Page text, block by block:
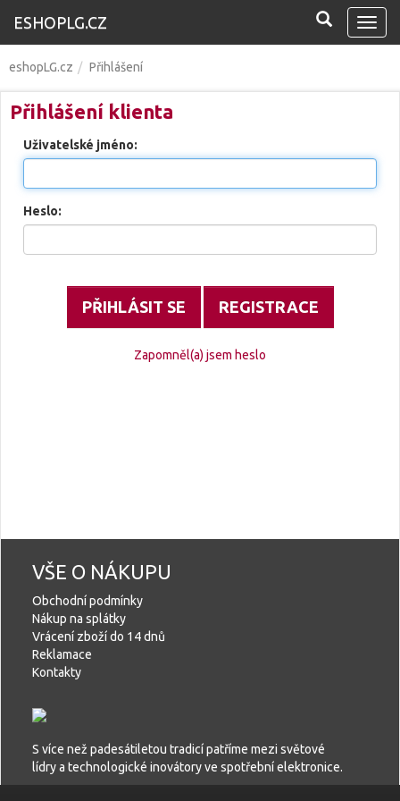
ESHOPLG.CZ
eshopLG.cz Přihlášení
Přihlášení klienta
Uživatelské jméno:
Heslo:
REGISTRACE
Zapomněl(a) jsem heslo
VŠE O NÁKUPU
Obchodní podmínky
Nákup na splátky
Vrácení zboží do 14 dnů
Reklamace
Kontakty
S více než padesátiletou tradicí patříme mezi světové
lídry a technologické inovátory ve spotřební elektronice.